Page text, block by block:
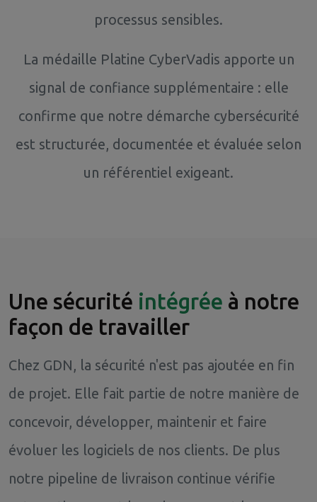
processus sensibles.
La médaille Platine CyberVadis apporte un
signal de confiance supplémentaire : elle
confirme que notre démarche cybersécurité
est structurée, documentée et évaluée selon
un référentiel exigeant.
Une sécurité intégrée à notre
façon de travailler
Chez GDN, la sécurité n'est pas ajoutée en fin
de projet. Elle fait partie de notre manière de
concevoir, développer, maintenir et faire
évoluer les logiciels de nos clients. De plus
notre pipeline de livraison continue vérifie